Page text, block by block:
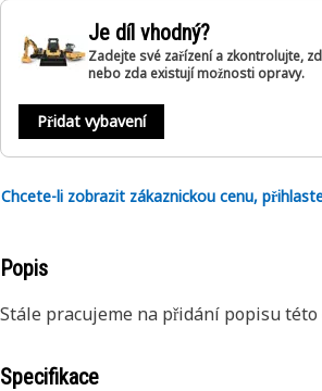
Je díl vhodný?
Zadejte své zařízení a zkontrolujte,
nebo zda existují možnosti opravy.
Přidat vybavení
Chcete-li zobrazit zákaznickou cenu,
Popis
Stále pracujeme na přidání popisu této
Specifikace